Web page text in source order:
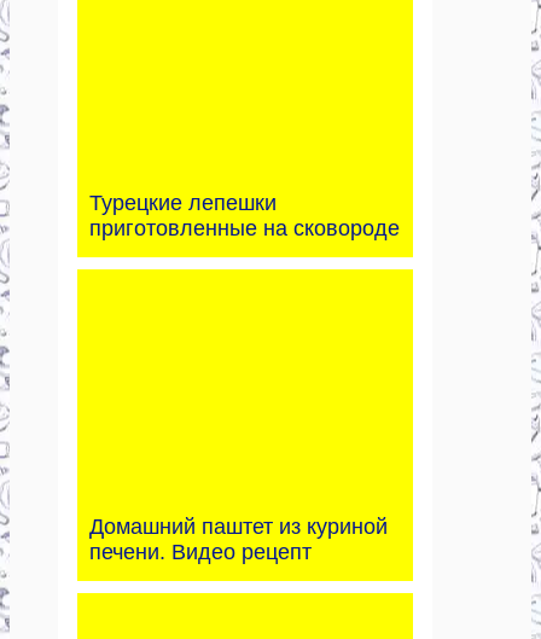
Турецкие лепешки
приготовленные на сковороде
Домашний паштет из куриной
печени. Видео рецепт